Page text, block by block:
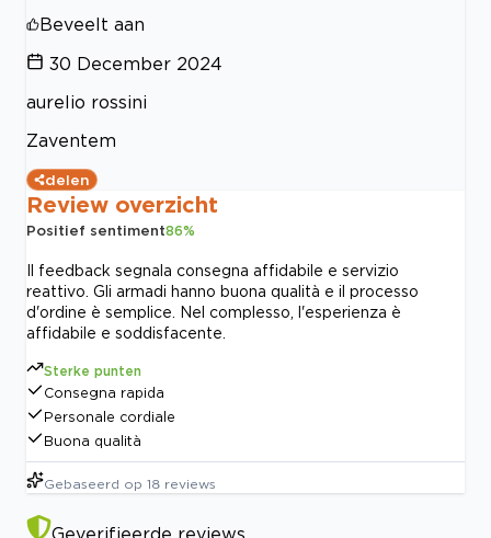
Beveelt aan
30 December 2024
aurelio rossini
Zaventem
delen
Review overzicht
Positief sentiment86%
Il feedback segnala consegna affidabile e servizio
reattivo. Gli armadi hanno buona qualità e il processo
d'ordine è semplice. Nel complesso, l'esperienza è
affidabile e soddisfacente.
Sterke punten
Consegna rapida
Personale cordiale
Buona qualità
Gebaseerd op 18 reviews
Geverifieerde reviews